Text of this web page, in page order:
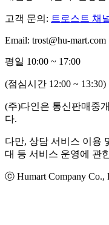
고객 문의: 트로스트 채
Email: trost@hu-mart.com
평일 10:00 ~ 17:00
(점심시간 12:00 ~ 13:30)
(주)다인은 통신판매중
다.
다만, 상담 서비스 이용
대 등 서비스 운영에 관
ⓒ Humart Company Co.,